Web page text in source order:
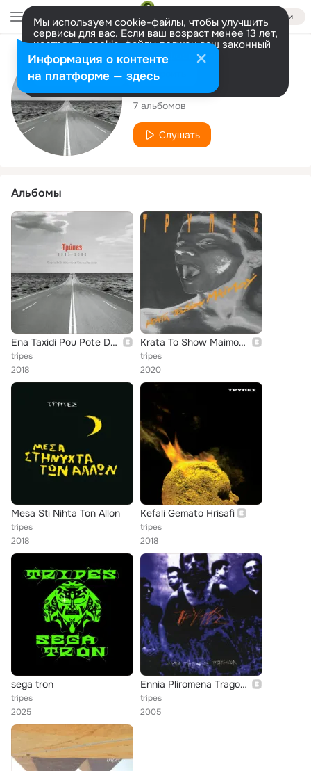
Войти
Мы используем cookie-файлы, чтобы улучшить
сервисы для вас. Если ваш возраст менее 13 лет,
настроить cookie-файлы должен ваш законный
представитель. Больше информации
Разрешить все Настроить
Исполнитель
tripes
7 альбомов
Слушать
Альбомы
Ena Taxidi Pou Pote Den Telioni 1985 - 2000
tripes
2018
Krata To Show Maimou (Live)
tripes
2020
Mesa Sti Nihta Ton Allon
tripes
2018
Kefali Gemato Hrisafi
tripes
2018
sega tron
tripes
2025
Ennia Pliromena Tragoudia (Nine Paid Songs)
tripes
2005
Информация о контенте
на платформе — здесь